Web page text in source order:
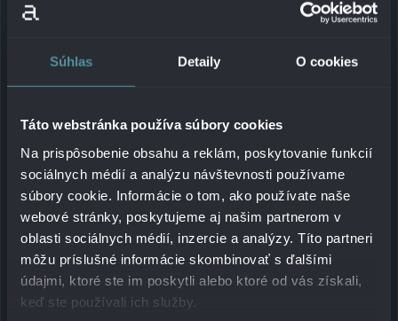
Súhlas Detaily O cookies
Táto webstránka používa súbory cookies
Na prispôsobenie obsahu a reklám, poskytovanie funkcií
sociálnych médií a analýzu návštevnosti používame
súbory cookie. Informácie o tom, ako používate naše
webové stránky, poskytujeme aj našim partnerom v
oblasti sociálnych médií, inzercie a analýzy. Títo partneri
môžu príslušné informácie skombinovať s ďalšími
údajmi, ktoré ste im poskytli alebo ktoré od vás získali,
keď ste používali ich služby.
SÚVISIACI ČLÁNOK
NOVÁ ÉRA SERVEROVEJ
INFRAŠTRUKTÚRY
Cisco UCS-X Direct je nová self-contained
serverová infraštruktúra z rodiny UCS,
ohlásená začiatkom roka 2024. Disponuje
vlastnosťami a výhodami modulárneho
dizajnu Cisco UCS a je ideálna pre
zákazníkov, ktorí preferujú menšie
nasadenia serverových prostredí.